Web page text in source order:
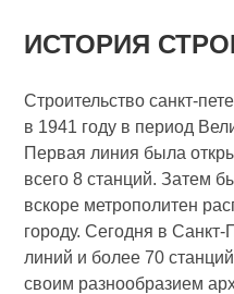
ИСТОРИЯ
Строительство санкт-
в 1941 году в период
Первая линия была
всего 8 станций. Затем
вскоре метрополитен
городу. Сегодня в Санкт-
линий и более 70
своим разнообразием